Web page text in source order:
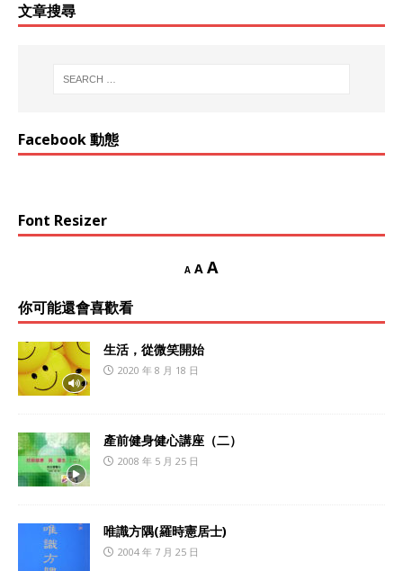
文章搜尋
Facebook 動態
Font Resizer
A A A
你可能還會喜歡看
生活，從微笑開始
2020 年 8 月 18 日
產前健身健心講座（二）
2008 年 5 月 25 日
唯識方隅(羅時憲居士)
2004 年 7 月 25 日